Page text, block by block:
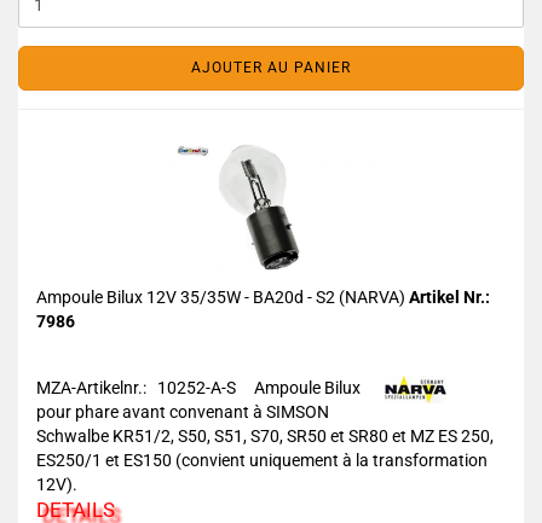
AJOUTER AU PANIER
Ampoule Bilux 12V 35/35W - BA20d - S2 (NARVA) Artikel Nr.:
7986
MZA-Artikelnr.: 10252-A-S
Ampoule Bilux
pour phare avant convenant à SIMSON
Schwalbe KR51/2, S50, S51, S70, SR50 et SR80 et MZ ES 250,
ES250/1 et ES150 (convient uniquement à la transformation
12V).
DETAILS